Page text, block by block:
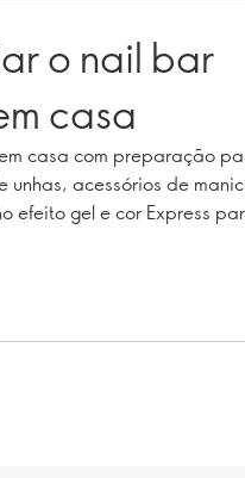
o nail bar
casa
casa com preparação
unhas, acessórios de
efeito gel e cor Express